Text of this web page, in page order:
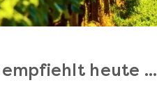
empfiehlt heute ...